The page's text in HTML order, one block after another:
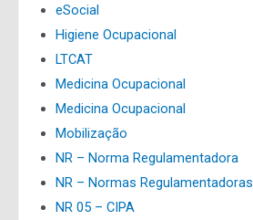
eSocial
Higiene Ocupacional
LTCAT
Medicina Ocupacional
Medicina Ocupacional
Mobilização
NR – Norma Regulamentadora
NR – Normas Regulamentadoras
NR 05 – CIPA